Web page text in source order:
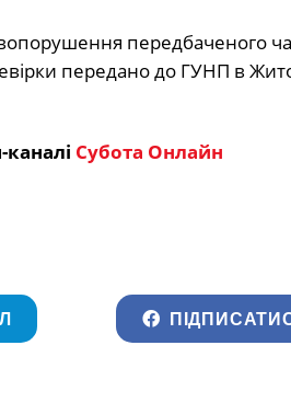
передбаченого
передано до ГУНП в
Субота Онлайн